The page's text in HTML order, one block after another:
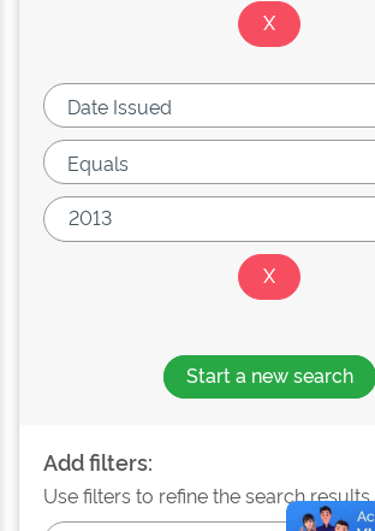
Start a new search
Add filters:
Use filters to refine the search results.